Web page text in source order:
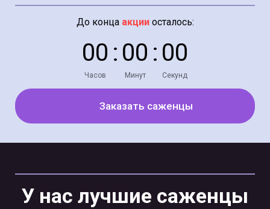
До конца акцииосталось:
00
Часов
: 00
Минут
: 00
Секунд
Заказать саженцы
У нас лучшие саженцы